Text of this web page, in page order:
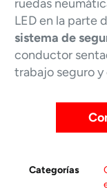
ruedas
LED en la parte
sistema de
conductor
trabajo seguro y
Categorías